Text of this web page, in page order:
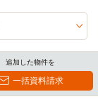
追加した物件を
一括資料請求